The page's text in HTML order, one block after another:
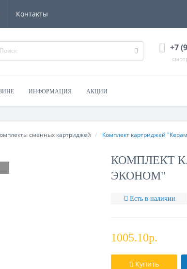
Контакты
+7
ИНФОРМАЦИЯ АКЦИИ
сменных картриджей Комплект картриджей
КОМПЛЕКТ
ЭКОНОМ"
Есть в наличии
1005.10р.
Купить